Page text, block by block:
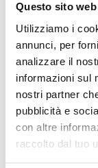
Questo sito
Utilizziamo i
annunci, per
analizzare il
informazioni sul
nostri partner
pubblicità e
con altre
raccolto dal tuo